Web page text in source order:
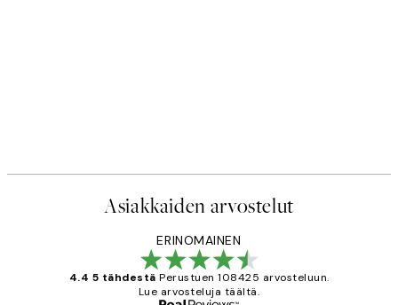
Asiakkaiden arvostelut
ERINOMAINEN
4.4 5 tähdestä Perustuen 108425 arvosteluun.
Lue arvosteluja täältä.